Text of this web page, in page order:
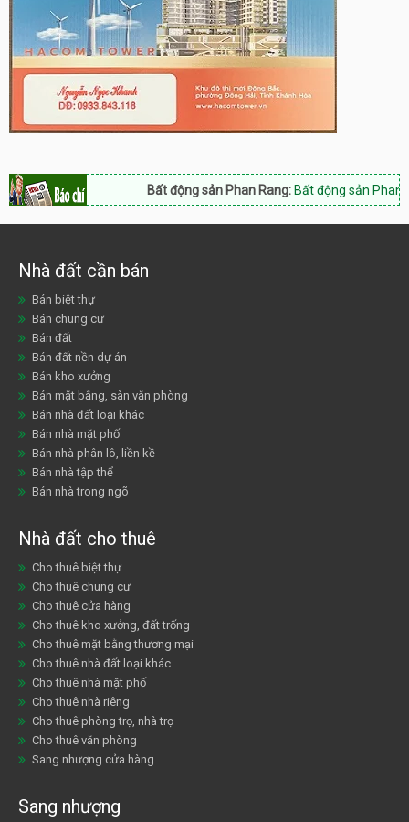
Bất động sản Phan Rang:Bất động sản Phan
Nhà đất cần bán
Bán biệt thự
Bán chung cư
Bán đất
Bán đất nền dự án
Bán kho xưởng
Bán mặt bằng, sàn văn phòng
Bán nhà đất loại khác
Bán nhà mặt phố
Bán nhà phân lô, liền kề
Bán nhà tập thể
Bán nhà trong ngõ
Nhà đất cho thuê
Cho thuê biệt thự
Cho thuê chung cư
Cho thuê cửa hàng
Cho thuê kho xưởng, đất trống
Cho thuê mặt bằng thương mại
Cho thuê nhà đất loại khác
Cho thuê nhà mặt phố
Cho thuê nhà riêng
Cho thuê phòng trọ, nhà trọ
Cho thuê văn phòng
Sang nhượng cửa hàng
Sang nhượng